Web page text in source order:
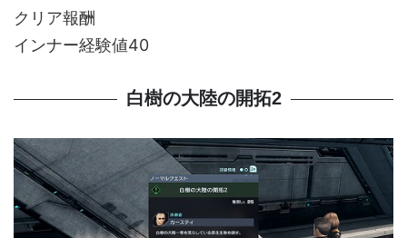
クリア報酬
インナー経験値40
白樹の大陸の開拓2